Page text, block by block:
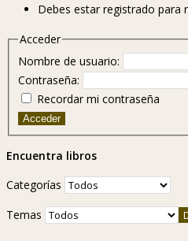
Debes estar registrado para
Acceder
Nombre de usuario:
Contraseña:
Recordar mi contraseña
Acceder
Encuentra libros
Categorías
Temas